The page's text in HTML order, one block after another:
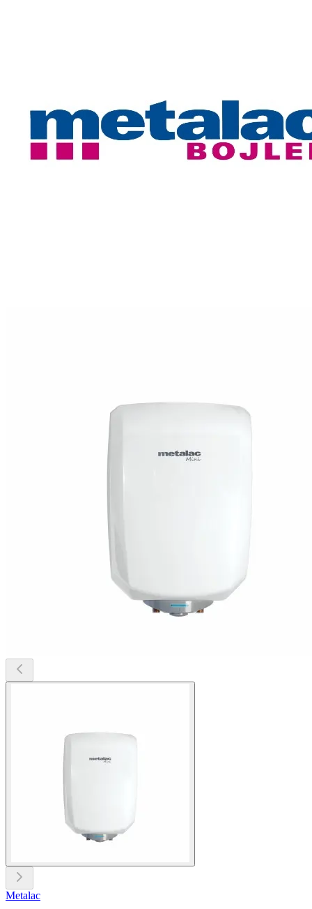
Metalac